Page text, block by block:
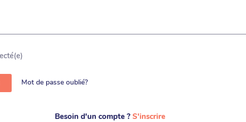
Mot de passe oublié?
Besoin d'un compte ? S'inscrire